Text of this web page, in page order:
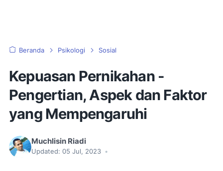
Beranda Psikologi Sosial
Kepuasan Pernikahan -
Pengertian, Aspek dan Faktor
yang Mempengaruhi
Muchlisin Riadi
Updated: 05 Jul, 2023 •